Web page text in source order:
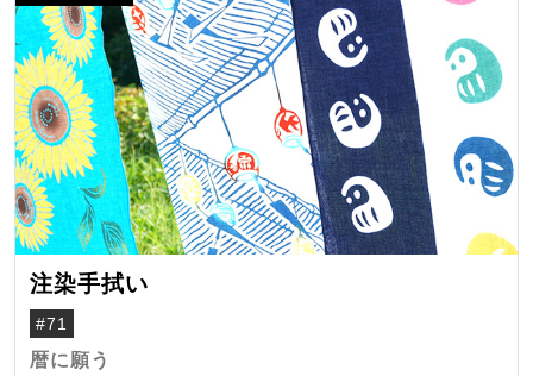
注染手拭い
#71
暦に願う